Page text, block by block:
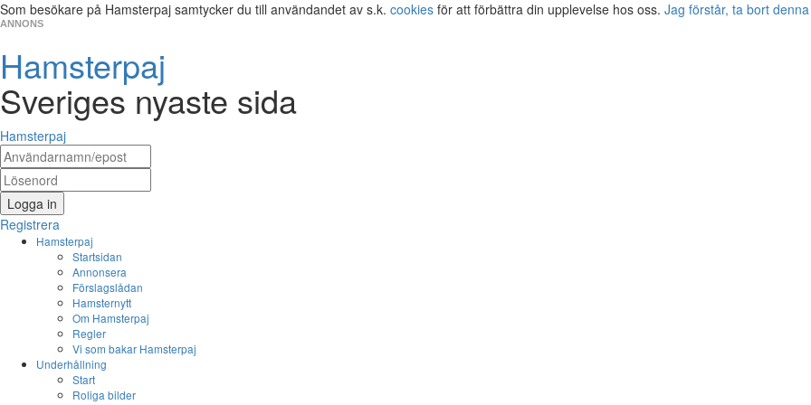
Som besökare på Hamsterpaj samtycker du till användandet av s.k. cookies för att förbättra din upplevelse hos oss. Jag förstår, ta bort
ANNONS
Hamsterpaj
Sveriges nyaste sida
Hamsterpaj
Logga in
Registrera
Hamsterpaj
Startsidan
Annonsera
Förslagslådan
Hamsternytt
Om Hamsterpaj
Regler
Vi som bakar Hamsterpaj
Underhållning
Start
Roliga bilder